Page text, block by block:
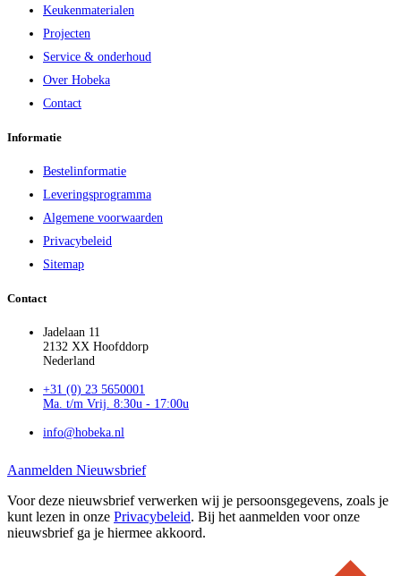
Keukenmaterialen
Projecten
Service & onderhoud
Over Hobeka
Contact
Informatie
Bestelinformatie
Leveringsprogramma
Algemene voorwaarden
Privacybeleid
Sitemap
Contact
Jadelaan 11
2132 XX Hoofddorp
Nederland
+31 (0) 23 5650001
Ma. t/m Vrij. 8:30u - 17:00u
info@hobeka.nl
Aanmelden Nieuwsbrief
Voor deze nieuwsbrief verwerken wij je persoonsgegevens, zoals je
kunt lezen in onze Privacybeleid. Bij het aanmelden voor onze
nieuwsbrief ga je hiermee akkoord.